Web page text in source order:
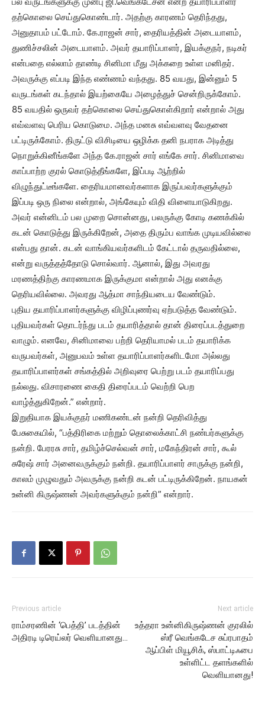
தற்கொலை செய்துகொண்டார். அதற்கு காரணம் தெரிந்தது,
அனுதாபம் பட்டோம். கே.ராஜன் சார், தைரியத்தின் அடையாளம்,
துணிச்சலின் அடையாளம். அவர் தயாரிப்பாளர், இயக்குநர், நடிகர்
என்பதை எல்லாம் தாண்டி சினிமா மீது அக்கறை உள்ள மனிதர்.
அவருக்கு எப்படி இந்த எண்ணம் வந்தது. 85 வயது, இன்னும் 5
வருடங்கள் கடந்தால் இயற்கையே அழைத்துச் சென்றிருக்கோம்.
85 வயதில் ஒருவர் தற்கொலை செய்துகொள்கிறார் என்றால் அது
எவ்வளவு பெரிய கொடுமை. அந்த மனசு எவ்வளவு வேதனை
பட்டிருக்கோம். திருட்டு விசிடியை ஒழிக்க தனி நபராக அடித்து
நொறுக்கினீங்களே அந்த கே.ராஜன் சார் எங்கே சார். சினிமாவை
காப்பாற்ற குரல் கொடுத்தீங்களே, இப்படி ஆற்றில்
விழுந்துட்டீங்களே. தைரியமானவர்களாக இருப்பவர்களுக்கும்
இப்படி ஒரு நிலை என்றால், அங்கேயும் விதி விளையாடுகிறது.
அவர் என்னிடம் பல முறை சொன்னது, பலருக்கு கோடி கணக்கில்
கடன் கொடுத்து இருக்கிறேன், அதை திரும்ப வாங்க முடியவில்லை
என்பது தான். கடன் வாங்கியவர்களிடம் கேட்டால் தருவதில்லை,
என்று வருத்தத்தோடு சொல்வார். ஆனால், இது அவரது
மரணத்திற்கு காரணமாக இருக்குமா என்றால் அது எனக்கு
தெரியவில்லை. அவரது ஆத்மா சாந்தியடைய வேண்டும்.
புதிய தயாரிப்பாளர்களுக்கு விழிப்புணர்வு ஏற்படுத்த வேண்டும்.
புதியவர்கள் தொடர்ந்து படம் தயாரித்தால் தான் திரைப்படத்துறை
வாழும். எனவே, சினிமாவை பற்றி தெரியாமல் படம் தயாரிக்க
வருபவர்கள், அனுபவம் உள்ள தயாரிப்பாளர்களிடமோ அல்லது
தயாரிப்பாளர்கள் சங்கத்தில் அறிவுரை பெற்று படம் தயாரிப்பது
நல்லது. விசாரணை கைதி திரைப்படம் வெற்றி பெற
வாழ்த்துகிறேன்.” என்றார்.
இறுதியாக இயக்குநர் மணிகண்டன் நன்றி தெரிவித்து
பேசுகையில், “பத்திரிகை மற்றும் தொலைக்காட்சி நண்பர்களுக்கு
நன்றி. பேரரசு சார், தமிழ்ச்செல்வன் சார், மகேந்திரன் சார், கூல்
சுரேஷ் சார் அனைவருக்கும் நன்றி. தயாரிப்பாளர் சாருக்கு நன்றி,
காலம் முழுவதும் அவருக்கு நன்றி கடன் பட்டிருக்கிறேன். நாயகன்
உன்னி கிருஷ்ணன் அவர்களுக்கும் நன்றி” என்றார்.
Previous article
ராம்சரணின் ‘பெத்தி’ படத்தின்
அதிரடி டிரெய்லர் வெளியானது…
Next article
உத்தரா உன்னிகிருஷ்ணன் குரலில்
ஸ்ரீ வெங்கடேச சுப்ரபாதம்
ஆப்பிள் மியூசிக், ஸ்பாட்டிஃபை
உள்ளிட்ட தளங்களில்
வெளியானது!